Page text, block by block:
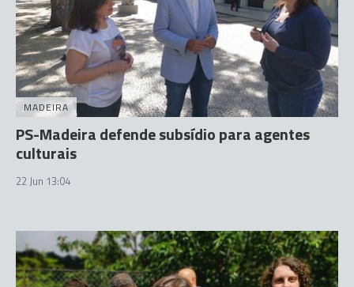
MADEIRA
PS-Madeira defende subsídio para agentes
culturais
22 Jun 13:04